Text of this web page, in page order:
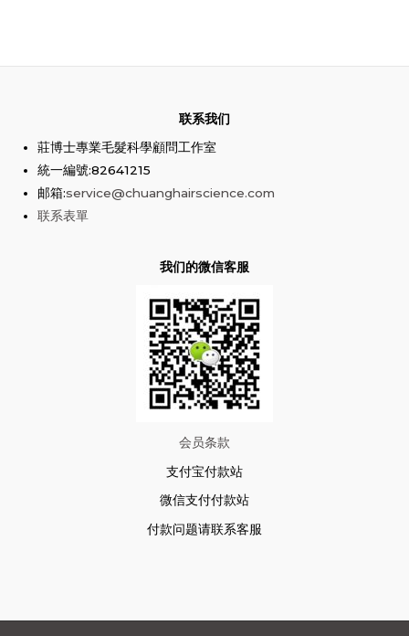
联系我们
莊博士專業毛髮科學顧問工作室
統一編號:82641215
邮箱:service@chuanghairscience.com
联系表單
我们的微信客服
会员条款
支付宝付款站
微信支付付款站
付款问题请联系客服